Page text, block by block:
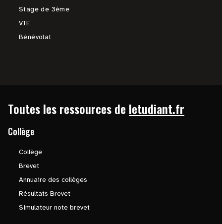
Stage de 3ème
VIE
Bénévolat
Toutes les ressources de letudiant.fr
Collège
Collège
Brevet
Annuaire des collèges
Résultats Brevet
Simulateur note brevet